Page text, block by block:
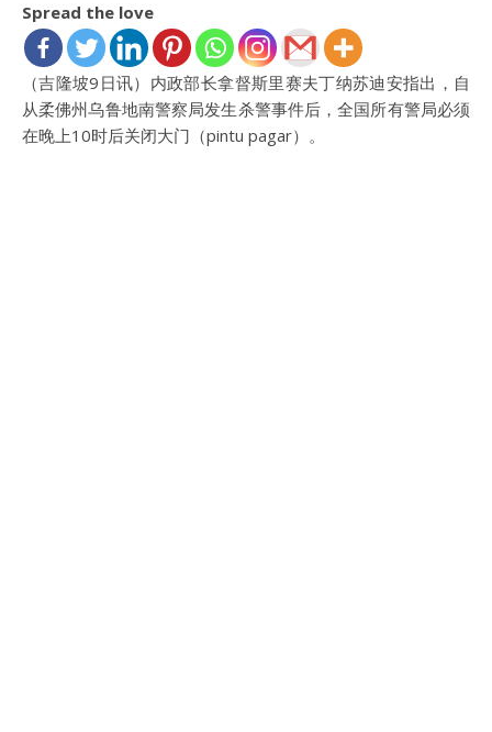
Spread the love
（吉隆坡9日讯）内政部长拿督斯里赛夫丁纳苏迪安指出，自
从柔佛州乌鲁地南警察局发生杀警事件后，全国所有警局必须
在晚上10时后关闭大门（pintu pagar）。